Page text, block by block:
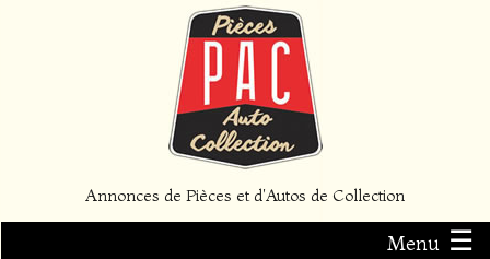
Annonces de Pièces et d'Autos de Collection
Menu ☰